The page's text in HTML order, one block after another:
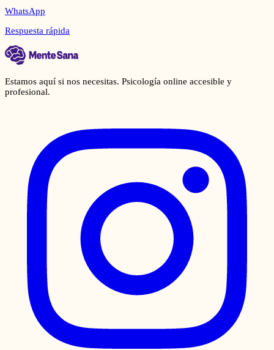
WhatsApp
Respuesta rápida
Estamos aquí si nos necesitas. Psicología online accesible y
profesional.